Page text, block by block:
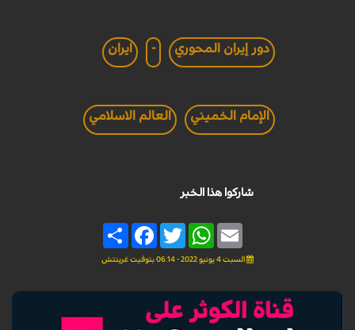
دور إيران المحوري - ايران
الإمام الخميني العالم الاسلامي
شاركوا هذا الخبر
Share
FacebookTwitter
WhatsAppEmail
السبت 4 يونيو 2022 - 06:14 بتوقيت غرينتش